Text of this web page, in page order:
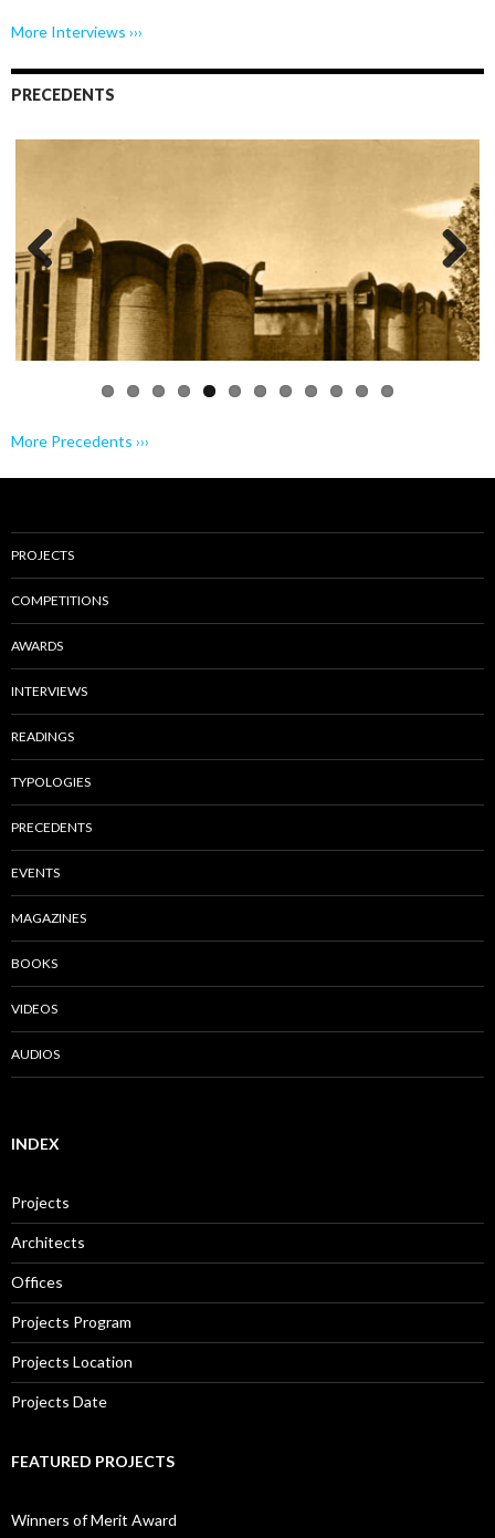
More Interviews ›››
PRECEDENTS
Previo
us
Next
More Precedents ›››
PROJECTS
COMPETITIONS
AWARDS
INTERVIEWS
READINGS
TYPOLOGIES
PRECEDENTS
EVENTS
MAGAZINES
BOOKS
VIDEOS
AUDIOS
INDEX
Projects
Architects
Offices
Projects Program
Projects Location
Projects Date
FEATURED PROJECTS
Winners of Merit Award